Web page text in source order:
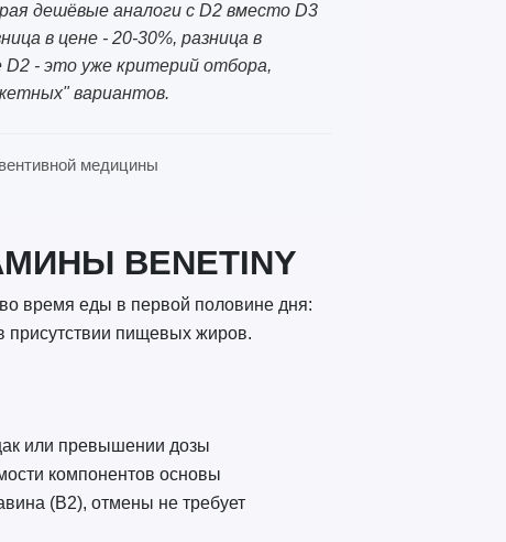
дешёвые аналоги с D2 вместо D3
в цене - 20-30%, разница в
D2 - это уже критерий отбора,
вариантов.
медицины
BENETINY
время еды в первой половине дня:
присутствии пищевых жиров.
или превышении дозы
компонентов основы
(B2), отмены не требует